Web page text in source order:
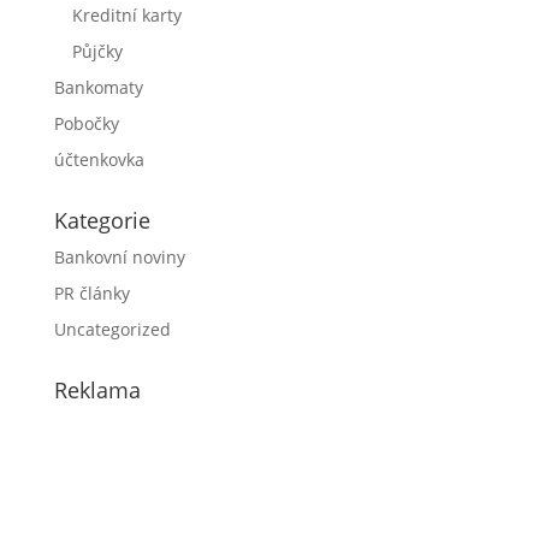
Kreditní karty
Půjčky
Bankomaty
Pobočky
účtenkovka
Kategorie
Bankovní noviny
PR články
Uncategorized
Reklama